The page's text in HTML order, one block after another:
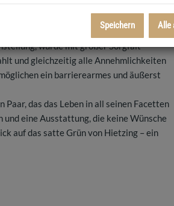
wurde mit großer Sorgfalt
und gleichzeitig alle Annehmlichkeiten
ein barrierearmes und äußerst
das das Leben in all seinen Facetten
und eine Ausstattung, die keine Wünsche
auf das satte Grün von Hietzing – ein
Speichern Alle